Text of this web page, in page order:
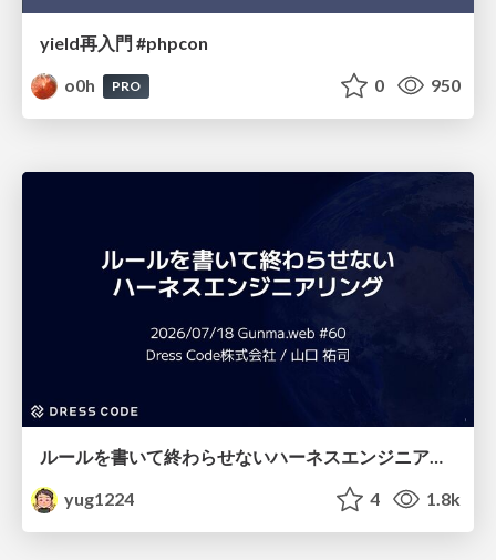
yield再入門 #phpcon
o0h
PRO 0 950
yug1224
4 1.8k